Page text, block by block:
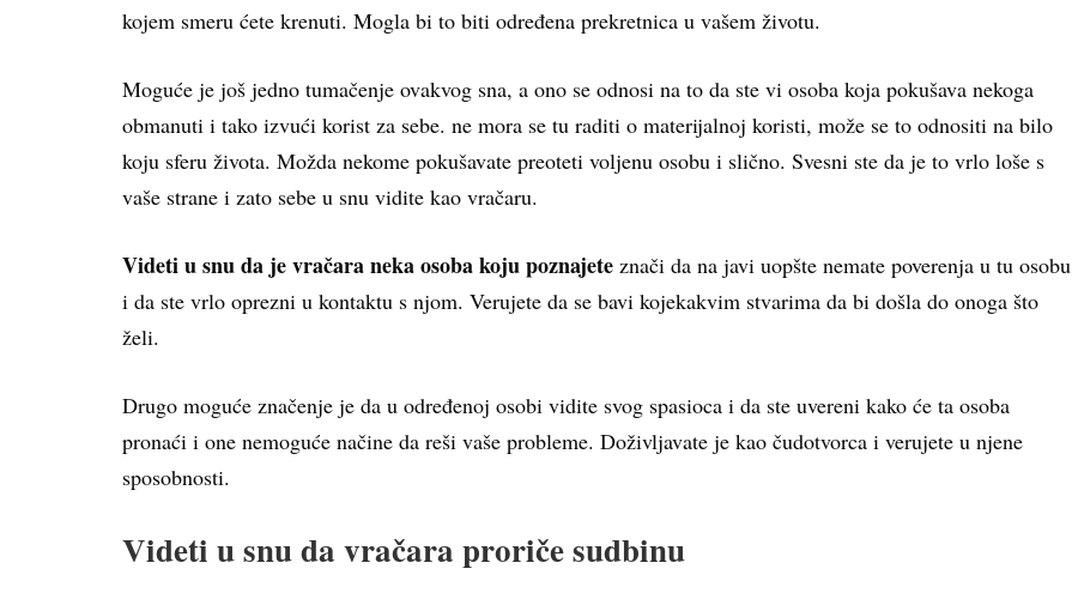
kojem smeru ćete krenuti. Mogla bi to biti određena prekretnica u vašem životu.
Moguće je još jedno tumačenje ovakvog sna, a ono se odnosi na to da ste vi osoba koja pokušava nekoga
obmanuti i tako izvući korist za sebe. ne mora se tu raditi o materijalnoj koristi, može se to odnositi na bilo
koju sferu života. Možda nekome pokušavate preoteti voljenu osobu i slično. Svesni ste da je to vrlo loše s
vaše strane i zato sebe u snu vidite kao vračaru.
Videti u snu da je vračara neka osoba koju poznajete znači da na javi uopšte nemate poverenja u tu osobu
i da ste vrlo oprezni u kontaktu s njom. Verujete da se bavi kojekakvim stvarima da bi došla do onoga što
želi.
Drugo moguće značenje je da u određenoj osobi vidite svog spasioca i da ste uvereni kako će ta osoba
pronaći i one nemoguće načine da reši vaše probleme. Doživljavate je kao čudotvorca i verujete u njene
sposobnosti.
Videti u snu da vračara proriče sudbinu